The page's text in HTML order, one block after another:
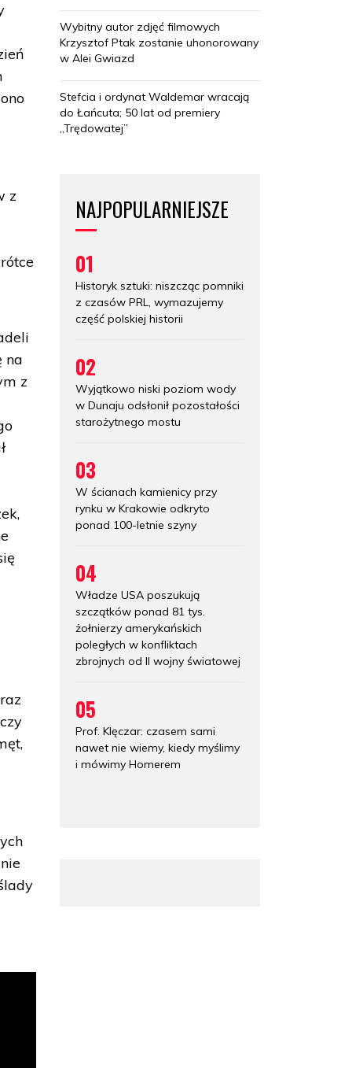
z
na
z
Wybitny autor zdjęć filmowych
Krzysztof Ptak zostanie uhonorowany
w Alei Gwiazd
Stefcia i ordynat Waldemar wracają
do Łańcuta; 50 lat od premiery
„Trędowatej”
NAJPOPULARNIEJSZE
01
Historyk sztuki: niszcząc pomniki
z czasów PRL, wymazujemy
część polskiej historii
02
Wyjątkowo niski poziom wody
w Dunaju odsłonił pozostałości
starożytnego mostu
03
W ścianach kamienicy przy
rynku w Krakowie odkryto
ponad 100-letnie szyny
04
Władze USA poszukują
szczątków ponad 81 tys.
żołnierzy amerykańskich
poległych w konfliktach
zbrojnych od II wojny światowej
05
Prof. Klęczar: czasem sami
nawet nie wiemy, kiedy myślimy
i mówimy Homerem